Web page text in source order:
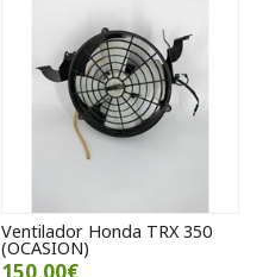
Ventilador Honda TRX 350
(OCASION)
150,00€